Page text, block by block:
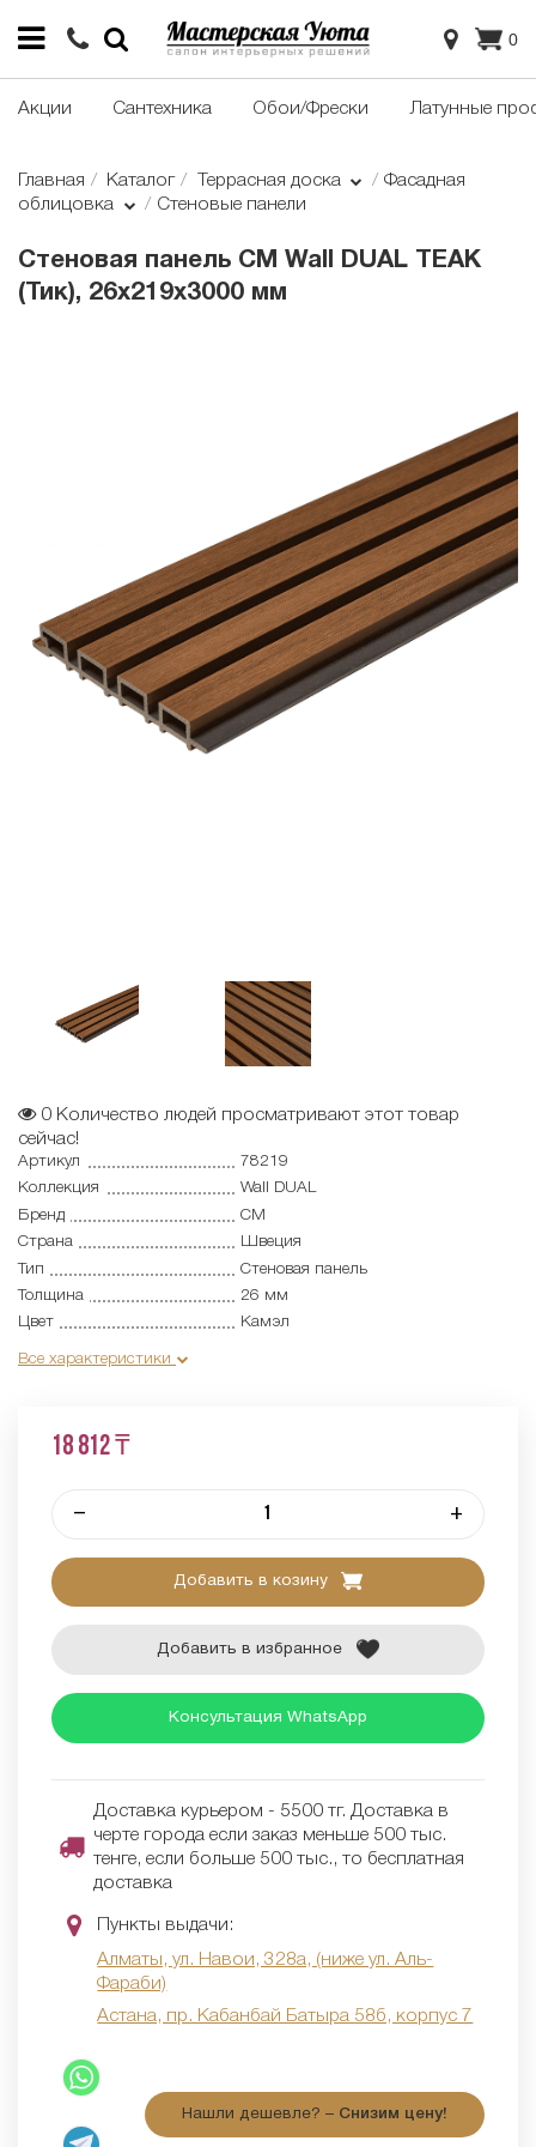
0
Акции Сантехника Обои/Фрески Латунные
Главная Каталог Террасная доска
Фасадная
облицовка
Стеновые панели
Стеновая панель CM Wall DUAL TEAK
(Тик), 26x219x3000 мм
0 Количество людей просматривают этот товар
сейчас!
Артикул
78219
Коллекция
Wall DUAL
Бренд
CM
Страна
Швеция
Тип
Cтеновая панель
Толщина
26 мм
Цвет
Камэл
Все характеристики
18 812 ₸
– +
Добавить в козину
Добавить в избранное
Консультация WhatsApp
Доставка курьером - 5500 тг. Доставка в
черте города если заказ меньше 500 тыс.
тенге, если больше 500 тыс., то бесплатная
доставка
Пункты выдачи:
Алматы, ул. Навои, 328а, (ниже ул. Аль-
Фараби)
Астана, пр. Кабанбай Батыра 58б, корпус 7
Нашли дешевле? – Снизим цену!